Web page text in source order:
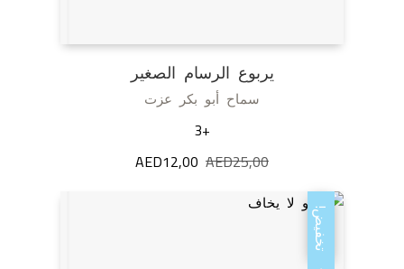
يربوع الرسام الصغير
سماح أبو بكر عزت
+3
AED25,00
السعرAED12,00
السعر
تخفيض!